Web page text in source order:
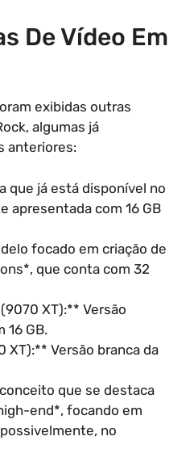
De Vídeo Em
exibidas outras
algumas já
anteriores:
que já está disponível no
apresentada com 16 GB
focado em criação de
que conta com 32
XT):** Versão
16 GB.
Versão branca da
que se destaca
end*, focando em
no